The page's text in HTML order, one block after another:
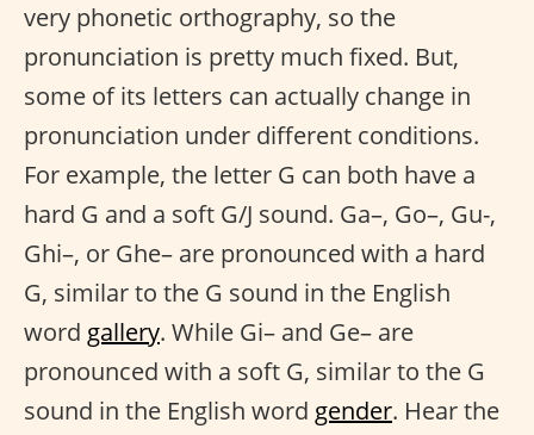
very phonetic orthography, so the
pronunciation is pretty much fixed. But,
some of its letters can actually change in
pronunciation under different conditions.
For example, the letter G can both have a
hard G and a soft G/J sound. Ga–, Go–, Gu-,
Ghi–, or Ghe– are pronounced with a hard
G, similar to the G sound in the English
word gallery. While Gi– and Ge– are
pronounced with a soft G, similar to the G
sound in the English word gender. Hear the